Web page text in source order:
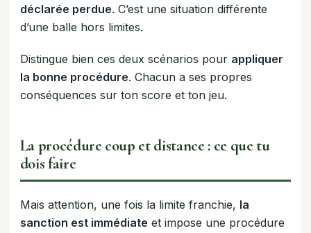
déclarée perdue. C’est une situation différente
d’une balle hors limites.
Distingue bien ces deux scénarios pour appliquer
la bonne procédure. Chacun a ses propres
conséquences sur ton score et ton jeu.
La procédure coup et distance : ce que tu
dois faire
Mais attention, une fois la limite franchie, la
sanction est immédiate et impose une procédure